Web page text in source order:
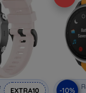
EXTRA10 -10%